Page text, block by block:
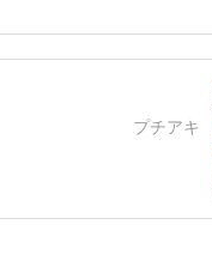
プチアキ